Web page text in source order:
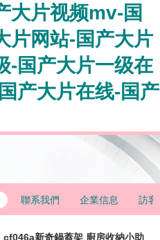
大片视频mv-国
片网站-国产大片
-国产大片一级在
产大片在线-国产
聯系我們 企業信息 訪客
cf046a新奇鍋蓋架 廚房收納小助